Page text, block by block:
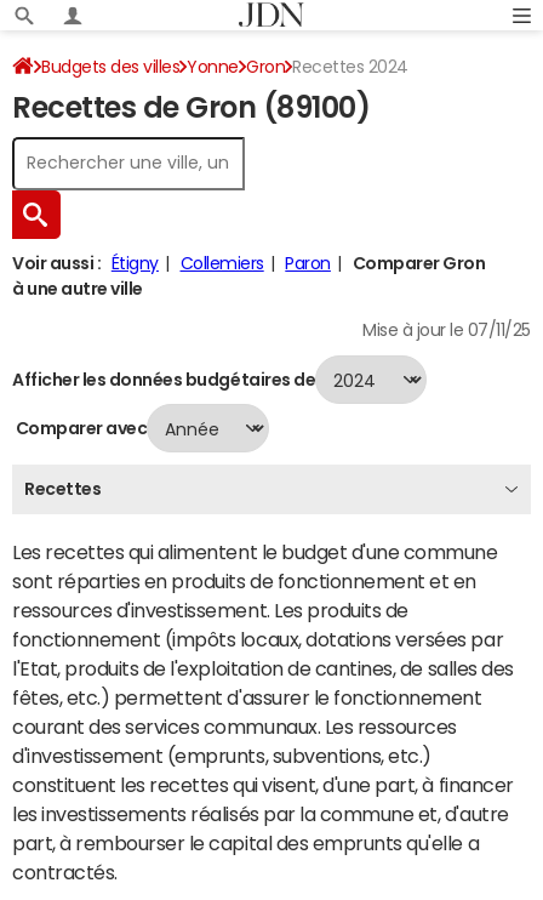
Budgets des villes Yonne Gron Recettes 2024
Recettes de Gron (89100)
Voir aussi : Étigny Collemiers Paron
Comparer Gron
à une autre ville
Mise à jour le 07/11/25
Afficher les données budgétaires de
Comparer avec
Recettes
Les recettes qui alimentent le budget d'une commune
sont réparties en produits de fonctionnement et en
ressources d'investissement. Les produits de
fonctionnement (impôts locaux, dotations versées par
l'Etat, produits de l'exploitation de cantines, de salles des
fêtes, etc.) permettent d'assurer le fonctionnement
courant des services communaux. Les ressources
d'investissement (emprunts, subventions, etc.)
constituent les recettes qui visent, d'une part, à financer
les investissements réalisés par la commune et, d'autre
part, à rembourser le capital des emprunts qu'elle a
contractés.